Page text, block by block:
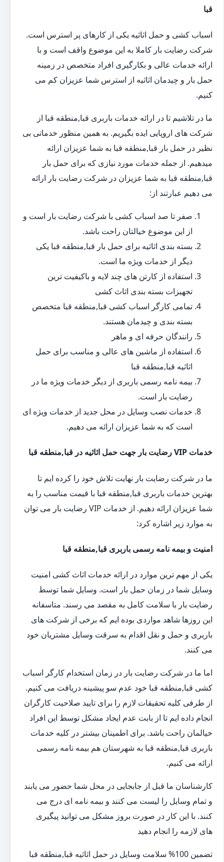
قبا
اسباب کشی و حمل اثاثیه یکی از کارهای پر استرس است.
شرکت رضایت بار کاملا به این موضوع واقف است و با
ارائه خدمات عالی و بکارگیری افراد متخصص در زمینه
حمل بار و چیدمان اثاثیه از استرس شما عزیزان کم می
کنیم.
ما در تلاشیم تا در ارائه خدمات باربری قبا,منطقه قبا از
شرکت های اروپایی ایده بگیریم. به همین منظور خدماتی بی
نظیر در حمل بار قبا,منطقه قبا به شما عزیزان ارائه
میدهیم. از جمله خدمات مورد نیازی که برای حمل بار
قبا,منطقه قبا به شما عزیزان در شرکت رضایت بار ارائه
می دهیم عبارتند از:
صفر تا صد اسباب کشی با شرکت رضایت بار است و
از این موضوع خیالتان راحت باشد.
بسته بندی اثاثیه برای حمل بار قبا,منطقه قبا یکی
دیگر از خدمات ویژه ما است.
استفاده از کارتن های چند لایه و باکیفیت ترین
تجهیزات بسته بندی اثاث کشی
تمامی کارگر اسباب کشی قبا,منطقه قبا متخصص
بسته بندی و چیدمان هستند.
رانندگان حرفه ای و ماهر
استفاده از ماشین های عالی و مناسب برای حمل
اثاثیه قبا,منطقه قبا
بیمه نامه رسمی باربری از دیگر خدمات ویژه ما در
رضایت بار است.
خدمات نصب وسایل در محل جدید از خدمات ویژه ای
است که به شما عزیزان ارائه می دهیم.
خدمات VIP رضایت بار جهت حمل اثاثیه در قبا,منطقه قبا
ما در شرکت رضایت بار نهایت تلاش خود را کرده ایم تا
بهترین خدمات باربری قبا,منطقه قبا با قیمت مناسب را به
شما عزیزان ارائه دهیم. از خدمات VIP رضایت بار می توان
به موارد زیر اشاره کرد:
امنیت و بیمه نامه رسمی باربری قبا,منطقه قبا
یکی از مهم ترین موارد در ارائه خدمات اثاث کشی امنیت
وسایل شما در زمان حمل بار است. وسایل شما توسط
رضایت بار با سلامت کامل به مقصد می رسند. متاسفانه
این روزها شاهد مواردی بوده ایم که برخی از شرکت های
باربری و حمل و نقل اقدام به سرقت وسایل مشتریان خود
می کنند.
اما ما در شرکت رضایت بار در زمان استخدام کارگر اسباب
کشی قبا,منطقه قبا خود عدم سو پیشینه دریافت می کنیم.
از طرفی کلیه تحقیقات لازم را برای تایید صلاحیت کارگران
انجام داده ایم تا از بابت عدم ایجاد مشکل توسط این افراد
خیالمان راحت باشد. برای اطمینان بیشتر در کلیه خدمات
باربری قبا,منطقه قبا به شهرستان هم بیمه نامه رسمی
ارائه می کنیم.
کارشناسان ما قبل از جابجایی در محل شما حضور می یابند
و تمام وسایل را لیست می کنند و بیمه نامه ای درج می
کنند. با این کار در صورت بروز مشکل می توانید پیگیری
های لازمه را انجام دهید
تضمین 100% سلامت وسایل در حمل اثاثیه قبا,منطقه قبا